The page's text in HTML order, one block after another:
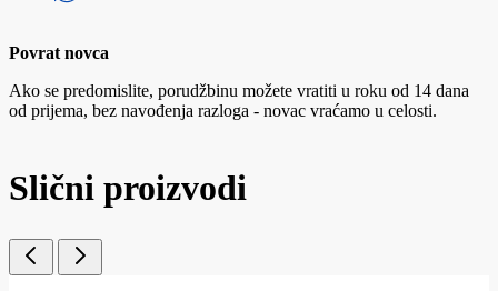
Povrat novca
Ako se predomislite, porudžbinu možete vratiti u roku od 14 dana
od prijema, bez navođenja razloga - novac vraćamo u celosti.
Slični proizvodi